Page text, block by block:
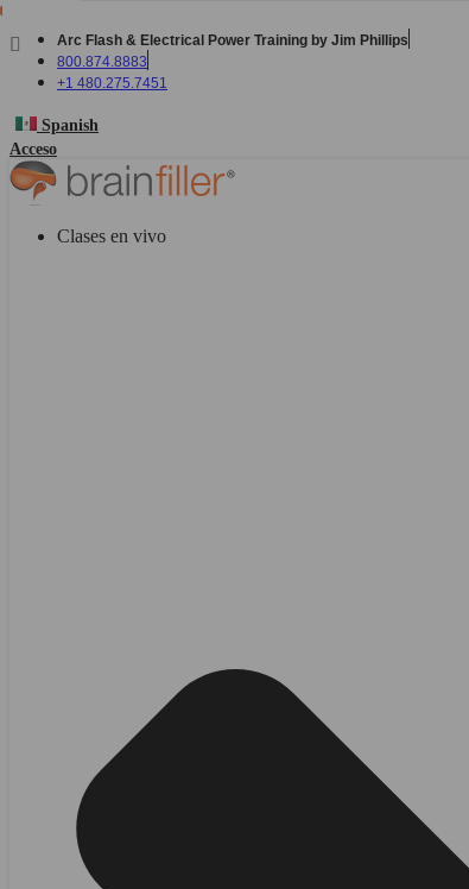
al
contenido
Arc Flash & Electrical Power Training by Jim Phillips
800.874.8883
+1 480.275.7451
Spanish
Acceso
Clases en vivo